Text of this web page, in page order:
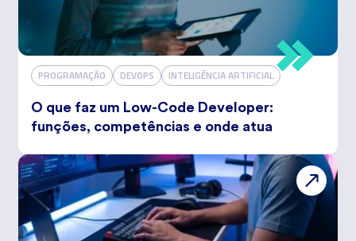
PROGRAMAÇÃO DEVOPS INTELIGÊNCIA ARTIFICIAL
O que faz um Low-Code Developer:
funções, competências e onde atua